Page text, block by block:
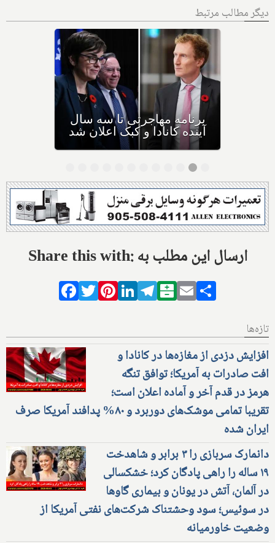
دیگر مطالب مرتبط
بیش از نیمی از مهاجران جدید
به کانادا، خیلی زود به کشور
دیگری مهاجرت می‌کنند
Share this with: ارسال این مطلب به
Facebook
TwitterPinterestLinkedIn
Telegram
Balatarin
Email
تازه‌ها
افزایش دزدی از مغازه‌ها در کانادا و
افت صادرات به آمریکا؛ توافق تنگه
هرمز در قدم آخر و آماده اعلان است؛
تقریبا تمامی موشک‌های دوربرد و ۸۰% پدافند آمریکا صرف
ایران شده
دانمارک سربازی را ۳ برابر و شاهدخت
۱۹ ساله را راهی پادگان کرد؛ خشکسالی
در آلمان، آتش در یونان و بیماری گاوها
در سوئیس؛ سود وحشتناک شرکت‌های نفتی آمریکا از
وضعیت خاورمیانه